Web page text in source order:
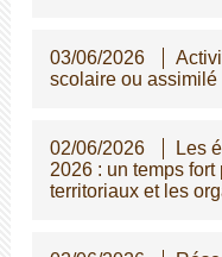
03/06/2026
scolaire ou assimilé
02/06/2026
Les
2026 : un temps
territoriaux et les